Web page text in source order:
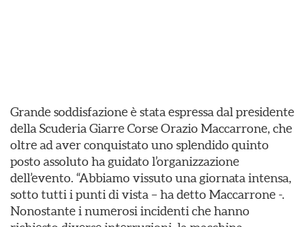
Grande soddisfazione è stata espressa dal presidente
della Scuderia Giarre Corse Orazio Maccarrone, che
oltre ad aver conquistato uno splendido quinto
posto assoluto ha guidato l’organizzazione
dell’evento. “Abbiamo vissuto una giornata intensa,
sotto tutti i punti di vista – ha detto Maccarrone -.
Nonostante i numerosi incidenti che hanno